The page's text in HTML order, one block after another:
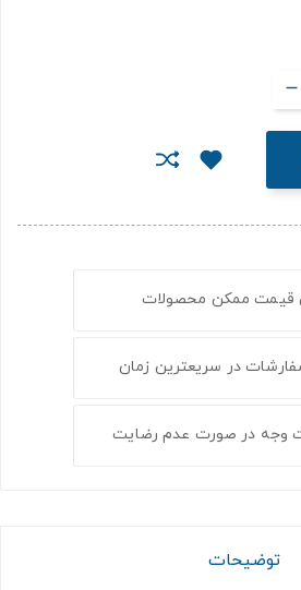
قیمت ممکن محصولات
در سریعترین زمان
وجه در صورت عدم رضایت
توضیحات